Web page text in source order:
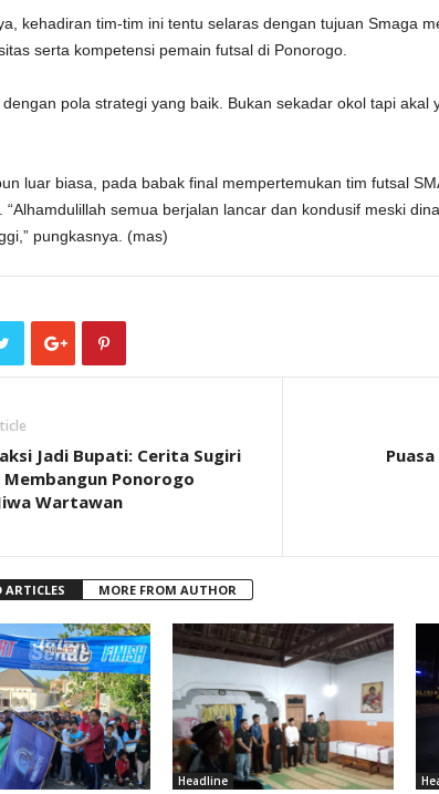
kehadiran tim-tim ini tentu selaras dengan tujuan Smaga
serta kompetensi pemain futsal di Ponorogo.
dengan pola strategi yang baik. Bukan sekadar okol tapi akal
luar biasa, pada babak final mempertemukan tim futsal
“Alhamdulillah semua berjalan lancar dan kondusif meski
pungkasnya. (mas)
Jadi Bupati: Cerita Sugiri
Membangun Ponorogo
Wartawan
ARTICLES MORE FROM AUTHOR
Headline